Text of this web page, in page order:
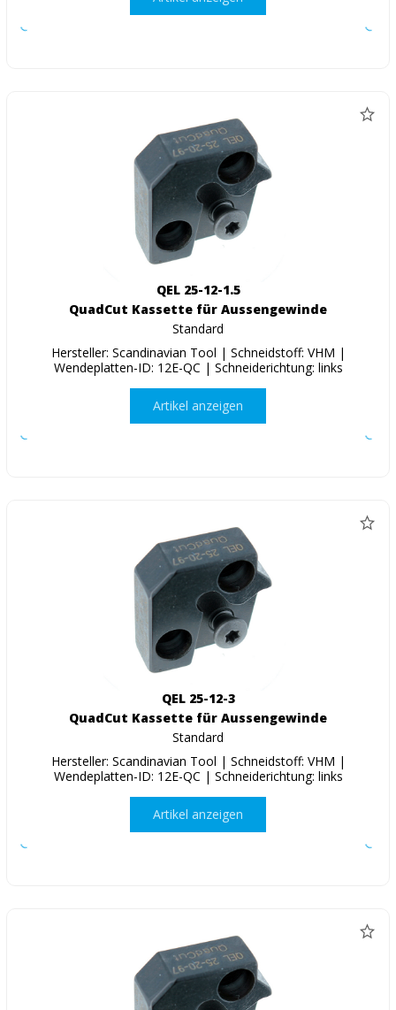
QEL 25-12-1.5
QuadCut Kassette für Aussengewinde
Standard
Hersteller: Scandinavian Tool | Schneidstoff: VHM |
Wendeplatten-ID: 12E-QC | Schneiderichtung: links
Artikel anzeigen
QEL 25-12-3
QuadCut Kassette für Aussengewinde
Standard
Hersteller: Scandinavian Tool | Schneidstoff: VHM |
Wendeplatten-ID: 12E-QC | Schneiderichtung: links
Artikel anzeigen